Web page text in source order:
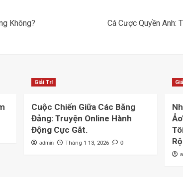
Không?
Cá Cược Quyền Anh:
Giải Trí
Cuộc Chiến Giữa Các Băng
Đảng: Truyện Online Hành
Động Cực Gắt.
admin Tháng 1 13, 2026 0